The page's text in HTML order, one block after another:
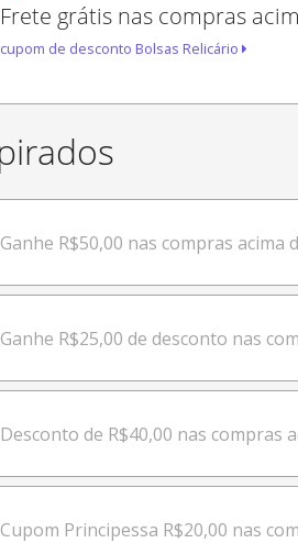
Frete grátis nas compras
cupom de desconto Bolsas Relicário
Ganhe R$50,00 nas compras acima
Ganhe R$25,00 de desconto nas
Desconto de R$40,00 nas compras
Cupom Principessa R$20,00 nas